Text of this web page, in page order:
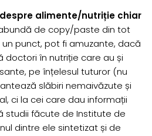
alimente/nutriție chiar
de copy/paste din tot
un punct, pot fi amuzante, dacă
doctori în nutriție care au și
pe înțelesul tuturor (nu
slăbiri nemaivăzute și
ci la cei care dau informații
studii făcute de Institute de
dintre ele sintetizat și de